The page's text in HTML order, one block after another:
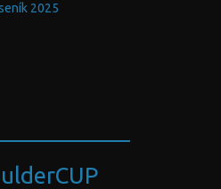
2025